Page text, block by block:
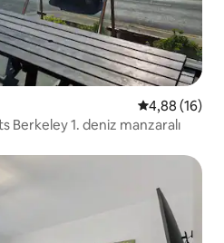
5 üzerinden
4,88 (16)
Berkeley 1. deniz manzaralı